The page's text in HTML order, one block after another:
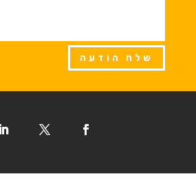
שלח הודעה